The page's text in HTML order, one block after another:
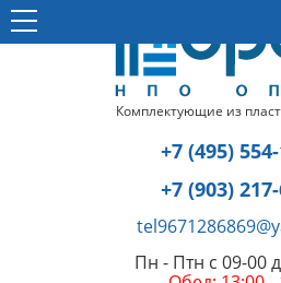
Комплектующие из
+7 (495)
+7 (903)
Пн - Птн с 09-00